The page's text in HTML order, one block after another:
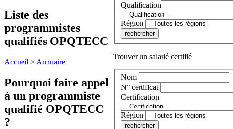
Liste des
programmistes
qualifiés OPQTECC
Accueil > Annuaire
Pourquoi faire appel
à un programmiste
qualifié OPQTECC
?
Qualification
Région
Trouver un salarié certifié
Nom
N° certificat
Certification
Région